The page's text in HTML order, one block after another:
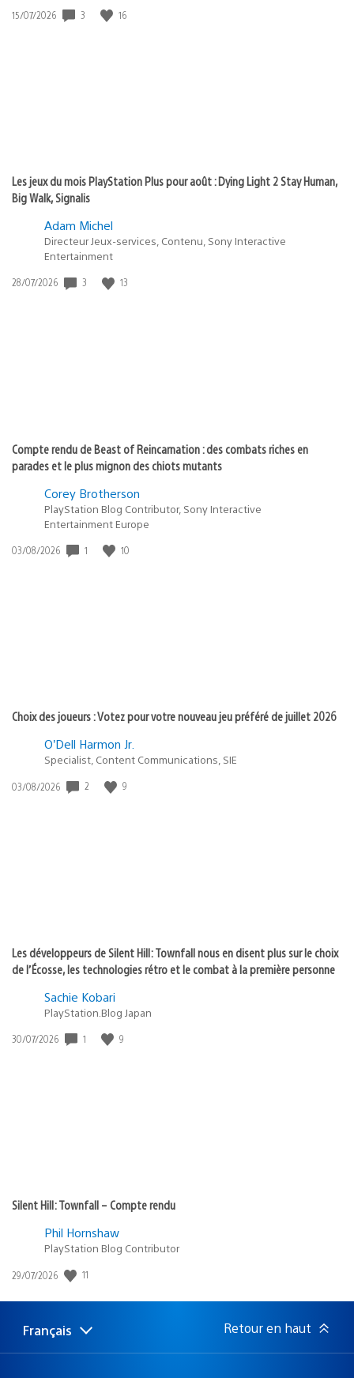
Date
15/07/2026 3 16
Les jeux du mois PlayStation Plus pour août : Dying Light 2 Stay Human,
Big Walk, Signalis
Adam Michel
Directeur Jeux-services, Contenu, Sony Interactive
Entertainment
Date
28/07/2026 3 13
Compte rendu de Beast of Reincarnation : des combats riches en
parades et le plus mignon des chiots mutants
Corey Brotherson
PlayStation Blog Contributor, Sony Interactive
Entertainment Europe
Date
03/08/2026 1 10
Choix des joueurs : Votez pour votre nouveau jeu préféré de juillet 2026
O’Dell Harmon Jr.
Specialist, Content Communications, SIE
Date
03/08/2026 2 9
Les développeurs de Silent Hill: Townfall nous en disent plus sur le choix
de l’Écosse, les technologies rétro et le combat à la première personne
Sachie Kobari
PlayStation.Blog Japan
Date
30/07/2026 1 9
Silent Hill: Townfall – Compte rendu
Phil Hornshaw
PlayStation Blog Contributor
Date
publication
29/07/2026 11
Choisir
Région
Français Retour en haut